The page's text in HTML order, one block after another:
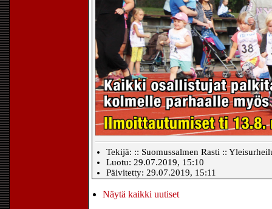
Tekijä: :: Suomussalmen Rasti ::
Luotu: 29.07.2019, 15:10
Päivitetty: 29.07.2019, 15:11
Näytä kaikki uutiset